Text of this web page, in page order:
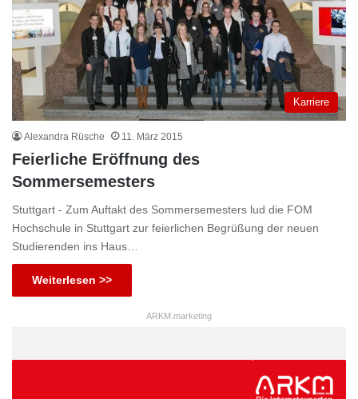
Karriere
Alexandra Rüsche 11. März 2015
Feierliche Eröffnung des
Sommersemesters
Stuttgart - Zum Auftakt des Sommersemesters lud die FOM
Hochschule in Stuttgart zur feierlichen Begrüßung der neuen
Studierenden ins Haus…
Weiterlesen >>
ARKM.marketing